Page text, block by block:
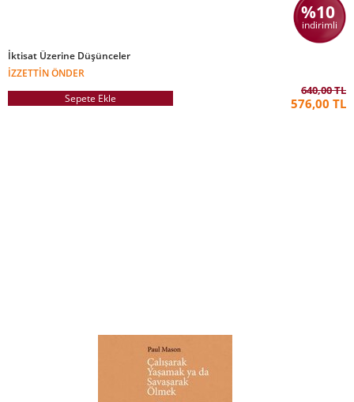
%10
indirimli
İktisat Üzerine Düşünceler
İZZETTIN ÖNDER
Sepete Ekle
640,00 TL
576,00 TL